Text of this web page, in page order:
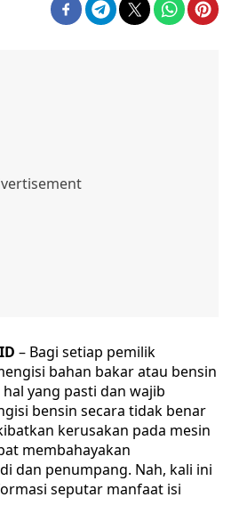
– Bagi setiap pemilik
bahan bakar atau bensin
yang pasti dan wajib
bensin secara tidak benar
kerusakan pada mesin
membahayakan
dan penumpang. Nah, kali ini
seputar manfaat isi